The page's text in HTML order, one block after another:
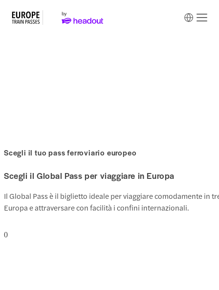
Scegli il tuo pass ferroviario europeo
Scegli il Global Pass per viaggiare in Europa
Il Global Pass è il biglietto ideale per viaggiare comodamente in
Europa e attraversare con facilità i confini internazionali.
0